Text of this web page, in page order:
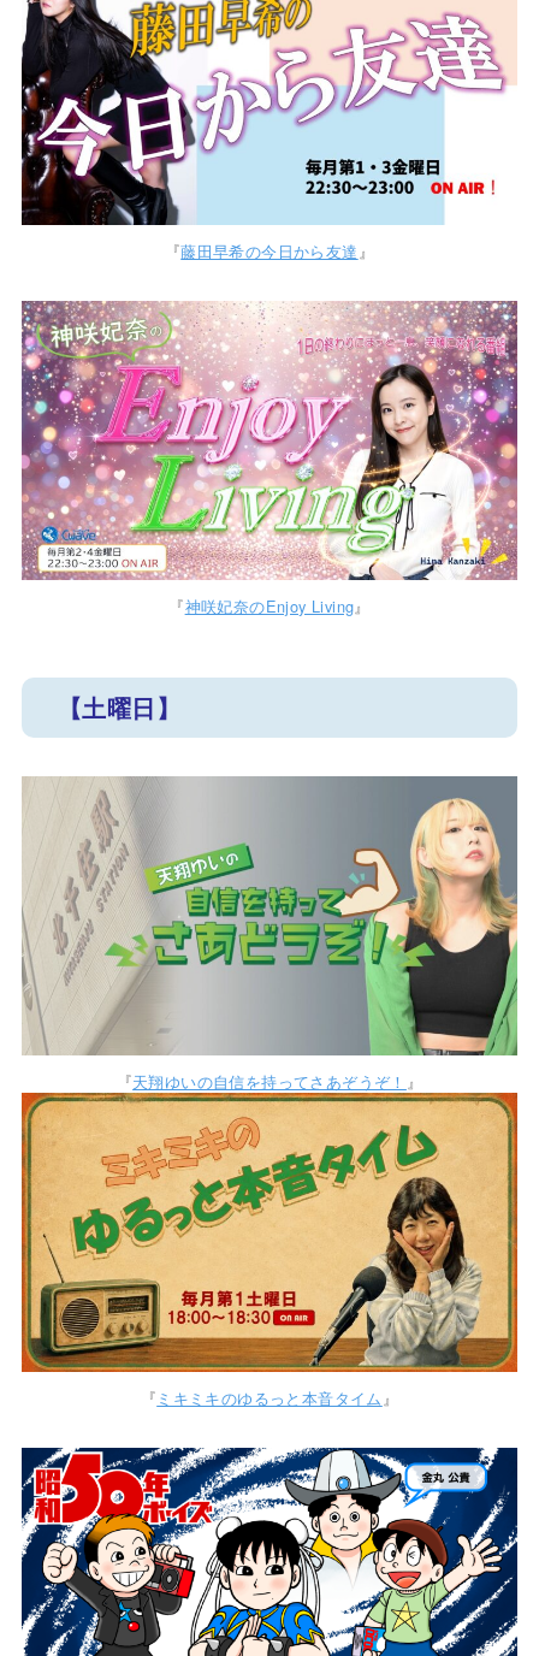
『藤田早希の今日から友達 』
『神咲妃奈のEnjoy Living』
【土曜日】
『天翔ゆいの自信を持ってさあぞうぞ！ 』
『 ミキミキのゆるっと本音タイム 』